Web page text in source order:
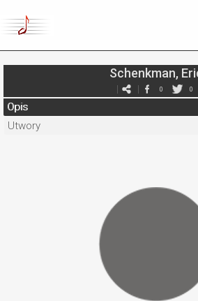
Schenkman,
0 0
Opis
Utwory